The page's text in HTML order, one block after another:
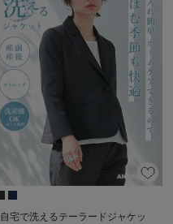
自宅で洗えるテーラードジャケッ